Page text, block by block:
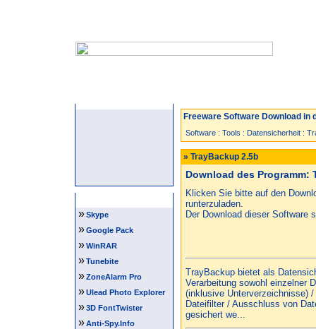
»Skype
»Google Pack
»WinRAR
»Tunebite
»ZoneAlarm Pro
»Ulead Photo Explorer
»3D FontTwister
»Anti-Spy.Info
Freeware Software Download in
Software : Tools : Datensicherheit :
» TrayBackup 2.5b
Download des Programm:
Klicken Sie bitte auf den
runterzuladen.
Der Download dieser Software
TrayBackup bietet als
Verarbeitung sowohl einzelner
(inklusive Unterverzeichnisse)
Dateifilter / Ausschluss von
gesichert we...